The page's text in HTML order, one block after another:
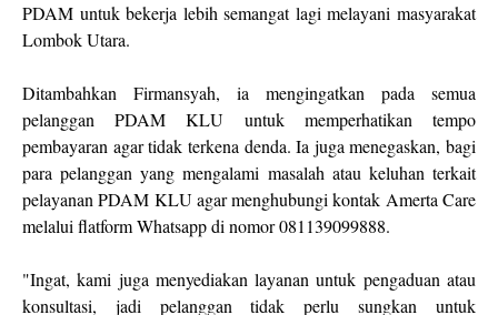
PDAM untuk bekerja lebih semangat lagi melayani masyarakat
Lombok Utara.
Ditambahkan Firmansyah, ia mengingatkan pada semua
pelanggan PDAM KLU untuk memperhatikan tempo
pembayaran agar tidak terkena denda. Ia juga menegaskan, bagi
para pelanggan yang mengalami masalah atau keluhan terkait
pelayanan PDAM KLU agar menghubungi kontak Amerta Care
melalui flatform Whatsapp di nomor 081139099888.
"Ingat, kami juga menyediakan layanan untuk pengaduan atau
konsultasi, jadi pelanggan tidak perlu sungkan untuk